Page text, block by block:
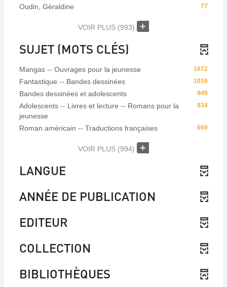
77
Oudin, Géraldine
VOIR PLUS (993)
SUJET (MOTS CLÉS)
1672
Mangas -- Ouvrages pour la jeunesse
1016
Fantastique -- Bandes dessinées
949
Bandes dessinées et adolescents
934
Adolescents -- Livres et lecture -- Romans pour la
jeunesse
660
Roman américain -- Traductions françaises
VOIR PLUS (994)
LANGUE
ANNÉE DE PUBLICATION
EDITEUR
COLLECTION
BIBLIOTHÈQUES